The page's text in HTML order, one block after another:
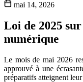
mai 14, 2026
Loi de 2025
numérique
Le mois de mai 2026
approuvé à une
préparatifs atteignent